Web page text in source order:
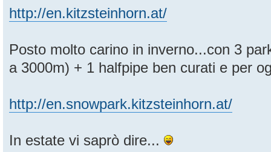
http://en.kitzsteinhorn.at/
Posto molto carino in inverno...con 3
a 3000m) + 1 halfpipe ben curati e per
http://en.snowpark.kitzsteinhorn.at/
In estate vi saprò dire...